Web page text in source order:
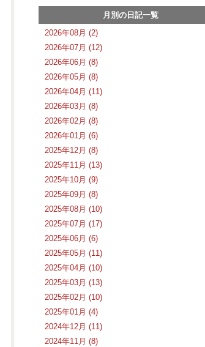
月別の日記一覧
2026年08月 (2)
2026年07月 (12)
2026年06月 (8)
2026年05月 (8)
2026年04月 (11)
2026年03月 (8)
2026年02月 (8)
2026年01月 (6)
2025年12月 (8)
2025年11月 (13)
2025年10月 (9)
2025年09月 (8)
2025年08月 (10)
2025年07月 (17)
2025年06月 (6)
2025年05月 (11)
2025年04月 (10)
2025年03月 (13)
2025年02月 (10)
2025年01月 (4)
2024年12月 (11)
2024年11月 (8)